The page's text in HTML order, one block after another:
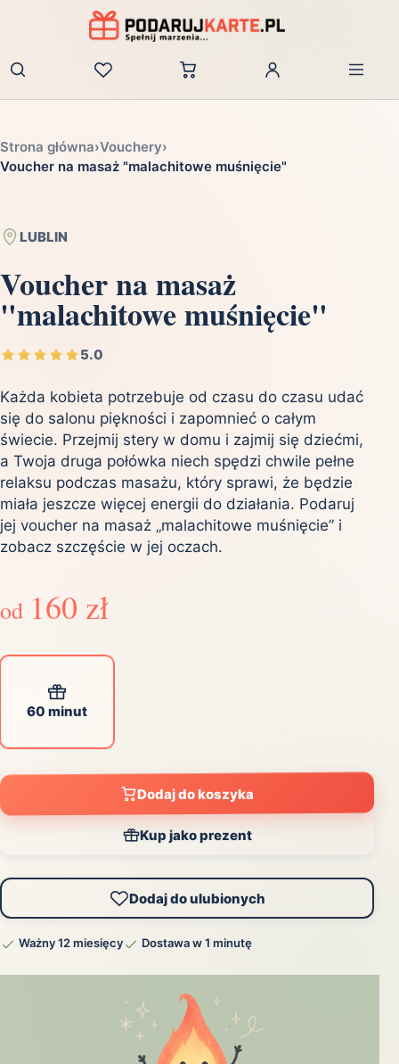
Zaloguj
Strona główna›Vouchery›
Voucher na masaż "malachitowe muśnięcie"
LUBLIN
Voucher na masaż
"malachitowe muśnięcie"
5.0
Każda kobieta potrzebuje od czasu do czasu udać
się do salonu piękności i zapomnieć o całym
świecie. Przejmij stery w domu i zajmij się dziećmi,
a Twoja druga połówka niech spędzi chwile pełne
relaksu podczas masażu, który sprawi, że będzie
miała jeszcze więcej energii do działania. Podaruj
jej voucher na masaż „malachitowe muśnięcie” i
zobacz szczęście w jej oczach.
od 160 zł
60 minut
Dodaj do koszyka
Kup jako prezent
Dodaj do ulubionych
Ważny 12 miesięcy Dostawa w 1 minutę